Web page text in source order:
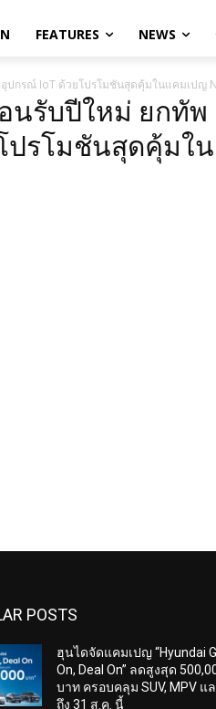
FEATURES NEWS
ปกรณ์ IoT ด้วยโปรโมชันสุดคุ้มในแคมเปญ
อนรับปีใหม่ ยกทัพ
ปรโมชันสุดคุ้มใน
POSTS
ฮุนไดจัดแคมเปญ “Hyundai
On, Deal On” ลดสูงสุด
บาท ครอบคลุม SUV, MPV แ
ถึง 31 ส.ค. นี้